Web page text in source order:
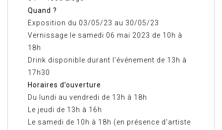
Quand ?
Exposition du 03/05/23 au 30/05/23
Vernissage le samedi 06 mai 2023 de 10h à
18h
Drink disponible durant l’événement de 13h à
17h30
Horaires d’ouverture
Du lundi au vendredi de 13h à 18h
Le jeudi de 13h à 16h
Le samedi de 10h à 18h (en présence d’artiste